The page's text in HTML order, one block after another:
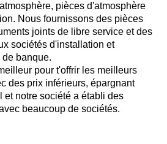
pièces d'atmosphère
Nous fournissons des pièces
joints de libre service et des
sociétés d'installation et
banque.
pour t'offrir les meilleurs
des prix inférieurs, épargnant
et notre société a établi des
beaucoup de sociétés.